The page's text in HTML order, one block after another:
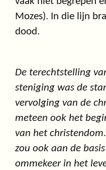
Mozes). In die lijn
dood.
De terechtstelling
steniging was de
vervolging van de
meteen ook het
van het
zou ook aan de
ommekeer in het